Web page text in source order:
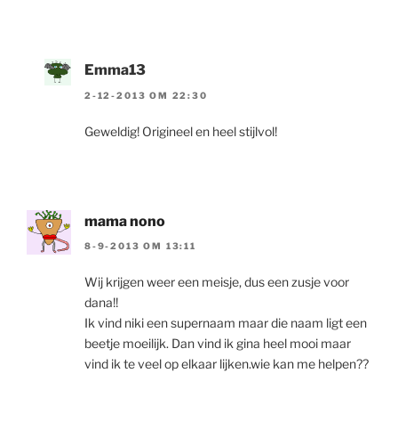
Emma13
2-12-2013 OM 22:30
Geweldig! Origineel en heel stijlvol!
mama nono
8-9-2013 OM 13:11
Wij krijgen weer een meisje, dus een zusje voor
dana!!
Ik vind niki een supernaam maar die naam ligt een
beetje moeilijk. Dan vind ik gina heel mooi maar
vind ik te veel op elkaar lijken.wie kan me helpen??